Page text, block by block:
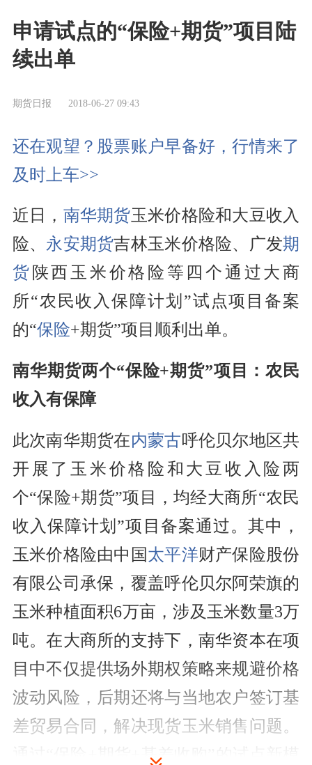
申请试点的“保险+期货”项目陆
续出单
期货日报 2018-06-27 09:43
还在观望？股票账户早备好，行情来了
及时上车>>
近日， 南华期货玉米价格险和大豆收入
险、 永安期货吉林玉米价格险、广发期
货 陕西玉米价格险等四个通过大商
所“农民收入保障计划”试点项目备案
的“保险+期货”项目顺利出单。
南华期货两个“保险+期货”项目：农民
收入有保障
此次南华期货在内蒙古呼伦贝尔地区共
开展了玉米价格险和大豆收入险两
个“保险+期货”项目，均经大商所“农民
收入保障计划”项目备案通过。其中，
玉米价格险由中国太平洋财产保险股份
有限公司承保，覆盖呼伦贝尔阿荣旗的
玉米种植面积6万亩，涉及玉米数量3万
吨。在大商所的支持下，南华资本在项
目中不仅提供场外期权策略来规避价格
波动风险，后期还将与当地农户签订基
差贸易合同，解决现货玉米销售问题。
通过“保险+期货+基差收购”的试点新模